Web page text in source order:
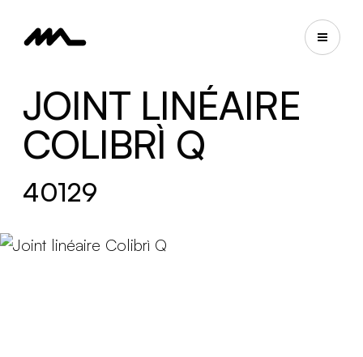
JOINT LINÉAIRE
COLIBRÌ Q
40129